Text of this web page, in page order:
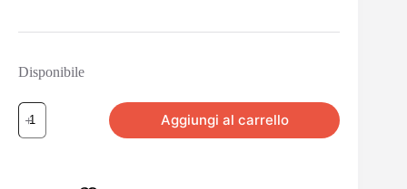
Disponibile
Aggiungi al carrello